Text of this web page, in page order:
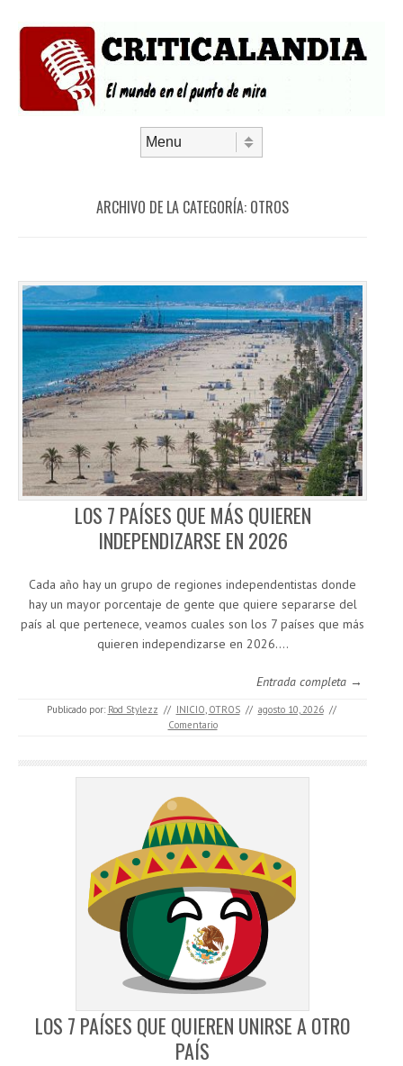
ARCHIVO DE LA CATEGORÍA: OTROS
LOS 7 PAÍSES QUE MÁS QUIEREN
INDEPENDIZARSE EN 2026
Cada año hay un grupo de regiones independentistas donde
hay un mayor porcentaje de gente que quiere separarse del
país al que pertenece, veamos cuales son los 7 países que más
quieren independizarse en 2026.…
Entrada completa →
Publicado por: Rod Stylezz // INICIO, OTROS // agosto 10, 2026 //
Comentario
LOS 7 PAÍSES QUE QUIEREN UNIRSE A OTRO
PAÍS